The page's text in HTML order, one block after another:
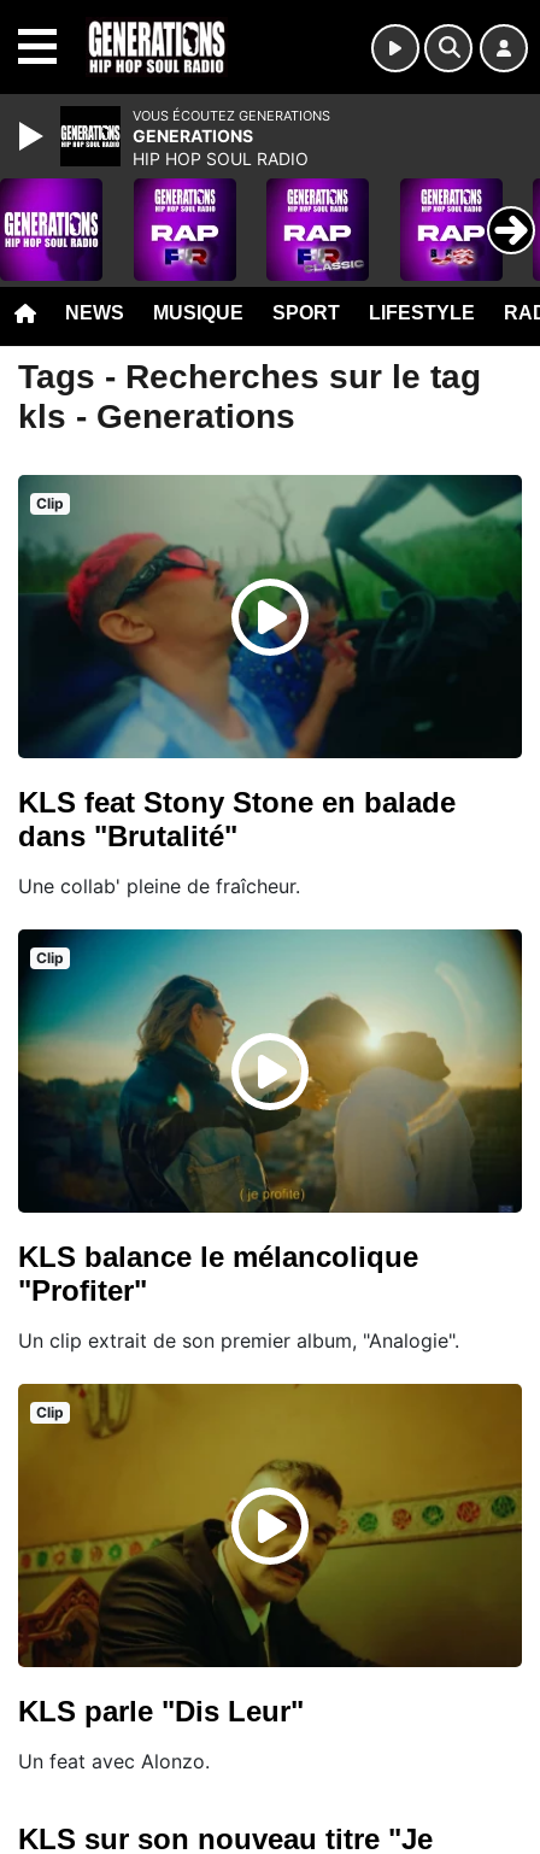
NEWS MUSIQUE SPORT LIFESTYLE
Tags - Recherches sur le tag
kls - Generations
Clip
KLS feat Stony Stone en balade
dans "Brutalité"
Une collab' pleine de fraîcheur.
Clip
KLS balance le mélancolique
"Profiter"
Un clip extrait de son premier album, "Analogie".
Clip
KLS parle "Dis Leur"
Un feat avec Alonzo.
KLS sur son nouveau titre "Je
VOUS ÉCOUTEZ GENERATIONS
GENERATIONS
HIP HOP SOUL RADIO